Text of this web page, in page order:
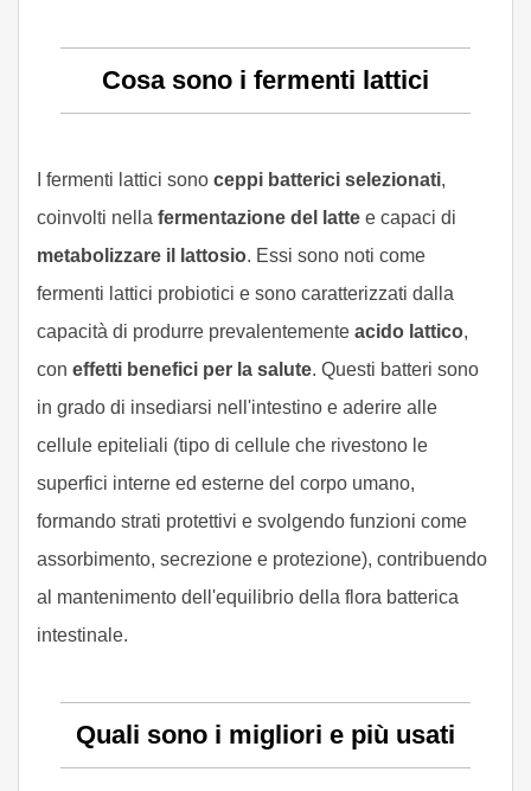
Cosa sono i fermenti lattici
I fermenti lattici sono ceppi batterici selezionati,
coinvolti nella fermentazione del latte e capaci di
metabolizzare il lattosio. Essi sono noti come
fermenti lattici probiotici e sono caratterizzati dalla
capacità di produrre prevalentemente acido lattico,
con effetti benefici per la salute. Questi batteri sono
in grado di insediarsi nell'intestino e aderire alle
cellule epiteliali (tipo di cellule che rivestono le
superfici interne ed esterne del corpo umano,
formando strati protettivi e svolgendo funzioni come
assorbimento, secrezione e protezione), contribuendo
al mantenimento dell'equilibrio della flora batterica
intestinale.
Quali sono i migliori e più usati